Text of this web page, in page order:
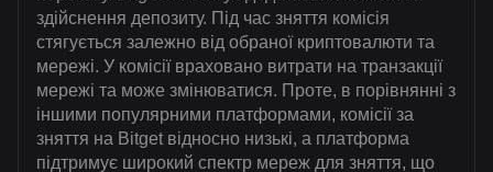
здійснення депозиту. Під час зняття комісія
стягується залежно від обраної криптовалюти та
мережі. У комісії враховано витрати на транзакції
мережі та може змінюватися. Проте, в порівнянні з
іншими популярними платформами, комісії за
зняття на Bitget відносно низькі, а платформа
підтримує широкий спектр мереж для зняття, що